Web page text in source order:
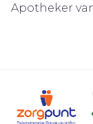
Apotheker